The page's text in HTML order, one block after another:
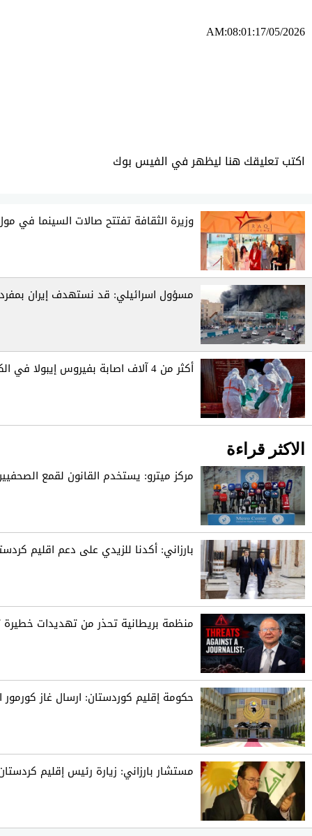
AM:08:01:17/05/2026
اكتب تعليقك هنا ليظهر في الفيس بوك
وزيرة الثقافة تفتتح صالات السينما في
مسؤول اسرائيلي: قد نستهدف إيران
أكثر من 4 آلاف اصابة بفيروس إيبولا في الكونغو
الاكثر قراءة
مركز ميترو: يستخدم القانون لقمع
بارزاني: أكدنا للزيدي على دعم اقليم
منظمة بريطانية تحذر من تهديدات
حكومة إقليم كوردستان: ارسال غاز كورمور
مستشار بارزاني: زيارة رئيس إقليم